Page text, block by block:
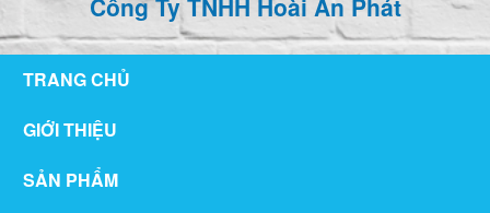
Công Ty TNHH Hoài Ân Phát
TRANG CHỦ
GIỚI THIỆU
SẢN PHẨM